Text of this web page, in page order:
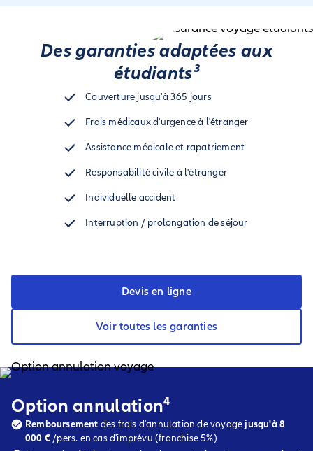
Des garanties adaptées aux
étudiants³
Couverture jusqu'à 365 jours
Frais médicaux d'urgence à l'étranger
Assistance médicale et rapatriement
Responsabilité civile à l'étranger
Individuelle accident
Interruption / prolongation de séjour
Voir toutes les garanties
Devis en ligne
Option annulation⁴
Remboursement des frais d'annulation de voyagejusqu'à 8
000 € /pers. en cas d'imprévu (franchise 5%)